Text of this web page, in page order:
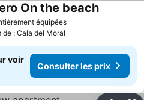
équipéesConsulter les
On the beach
de : Cala del Moral
voir
Consulter les prix